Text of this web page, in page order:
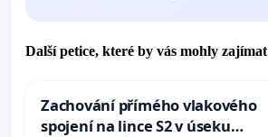
Další petice, které by vás mohly zajímat
Zachování přímého vlakového
spojení na lince S2 v úseku